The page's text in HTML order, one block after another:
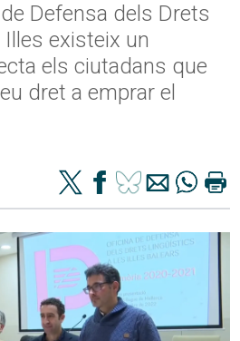
Defensa dels Drets
existeix un
els ciutadans que
dret a emprar el